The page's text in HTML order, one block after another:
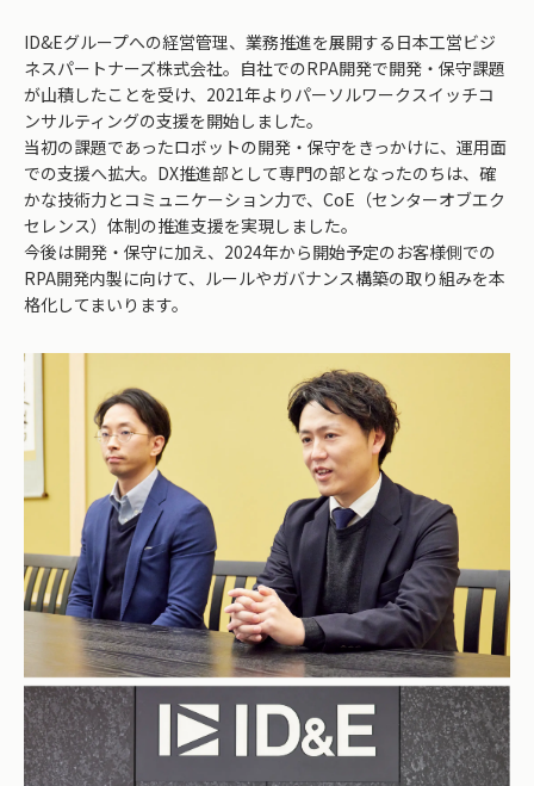
ID&Eグループへの経営管理、業務推進を展開する日本工営ビジ
ネスパートナーズ株式会社。自社でのRPA開発で開発・保守課題
が山積したことを受け、2021年よりパーソルワークスイッチコ
ンサルティングの支援を開始しました。
当初の課題であったロボットの開発・保守をきっかけに、運用面
での支援へ拡大。DX推進部として専門の部となったのちは、確
かな技術力とコミュニケーション力で、CoE（センターオブエク
セレンス）体制の推進支援を実現しました。
今後は開発・保守に加え、2024年から開始予定のお客様側での
RPA開発内製に向けて、ルールやガバナンス構築の取り組みを本
格化してまいります。